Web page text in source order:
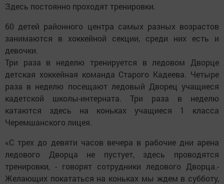
Здесь постоянно проходят тренировки.
60 детей районного центра самых разных возрастов
занимаются в хоккейной секции, среди них есть и
девочки.
Три раза в неделю тренируется в ледовом Дворце
детская хоккейная команда Старого Кадеева. Четыре
раза в неделю посещают ледовый Дворец учащиеся
кадетской школы-интерната. Три раза в неделю
катаются здесь на коньках учащиеся 1 класса
Черемшанского лицея.
«С трех до девяти часов вечера в рабочие дни арена
ледового Дворца не пустует, здесь проводятся
тренировки, - говорят сотрудники ледового Дворца.-
Желающих покататься на коньках мы ждем в субботу,